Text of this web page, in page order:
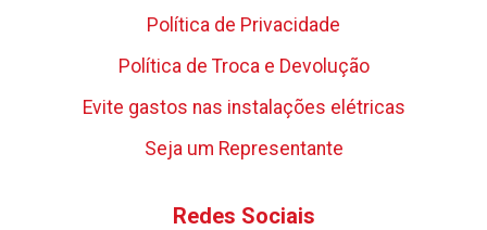
Política de Privacidade
Política de Troca e Devolução
Evite gastos nas instalações elétricas
Seja um Representante
Redes Sociais